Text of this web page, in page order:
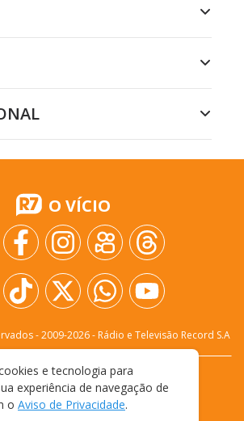
O VÍCIO
- 2009-2026- Rádio e Televisão Record S.A
FALE CONOSCO
PRIVACIDADE
E CONDIÇÕES DE USO
e tecnologia para
experiência de navegação de
o Aviso de Privacidade.